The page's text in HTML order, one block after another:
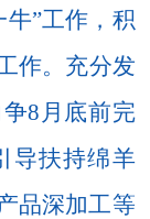
牛”工作， 积
作。充分发
8 月底前完
导扶持绵羊
品深加工等